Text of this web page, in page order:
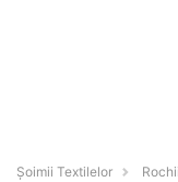
Șoimii Textilelor